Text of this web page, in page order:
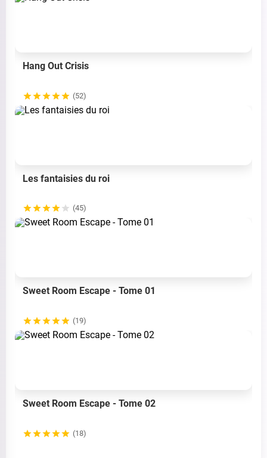
Hang Out Crisis
(52)
Les fantaisies du roi
(45)
Sweet Room Escape - Tome 01
(19)
Sweet Room Escape - Tome 02
(18)